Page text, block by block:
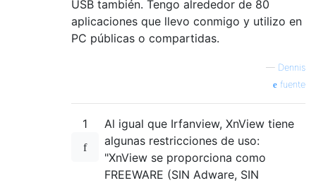
USB también. Tengo alrededor de 80
aplicaciones que llevo conmigo y utilizo en
PC públicas o compartidas.
— Dennis
fuente
1
Al igual que Irfanview, XnView tiene
algunas restricciones de uso:
"XnView se proporciona como
FREEWARE (SIN Adware, SIN